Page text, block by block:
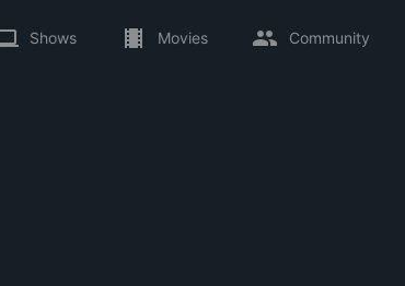
Shows Movies Community